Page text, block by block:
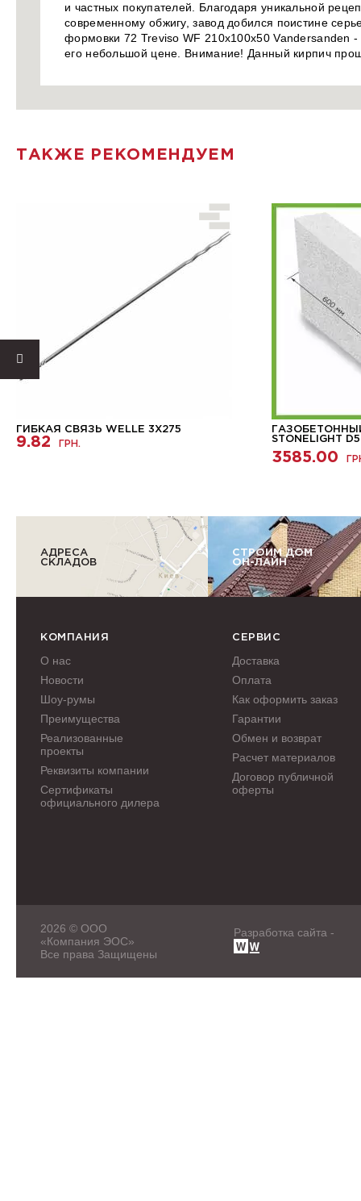
и частных покупателей. Благодаря уникальной
современному обжигу, завод добился поистине
формовки 72 Treviso WF 210x100x50 Vandersanden
его небольшой цене. Внимание! Данный кирпич
ТАКЖЕ РЕКОМЕНДУЕМ
ГИБКАЯ СВЯЗЬ WELLE 3X275
9.82 ГРН.
STONELIGHT
3585.00
АДРЕСА
СКЛАДОВ
СТРОИМ ДОМ
ОН-ЛАЙН
КОМПАНИЯ
О нас
Новости
Шоу-румы
Преимущества
Реализованные
проекты
Реквизиты компании
Сертификаты
официального дилера
СЕРВИС
Доставка
Оплата
Как оформить заказ
Гарантии
Обмен и возврат
Расчет материалов
Договор публичной
оферты
2026 © ООО
«Компания ЭОС»
Все права Защищены
Разработка сайта -